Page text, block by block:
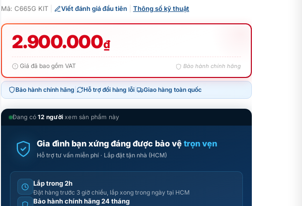
Mã: C665G KIT Viết đánh giá đầu tiên Thông số kỹ thuật
2.900.000₫
Giá đã bao gồm VAT Bảo hành chính hãng
Bảo hành chính hãng Hỗ trợ đổi hàng lỗi| Giao hàng toàn quốc
Đang có12 người xem sản phẩm này
Gia đình bạn xứng đáng được bảo vệ trọn vẹn
Hỗ trợ tư vấn miễn phí · Lắp đặt tận nhà (HCM)
Lắp trong 2h
Đặt hàng trước 3 giờ chiều, lắp xong trong ngày tại HCM
Bảo hành chính hãng 24 tháng